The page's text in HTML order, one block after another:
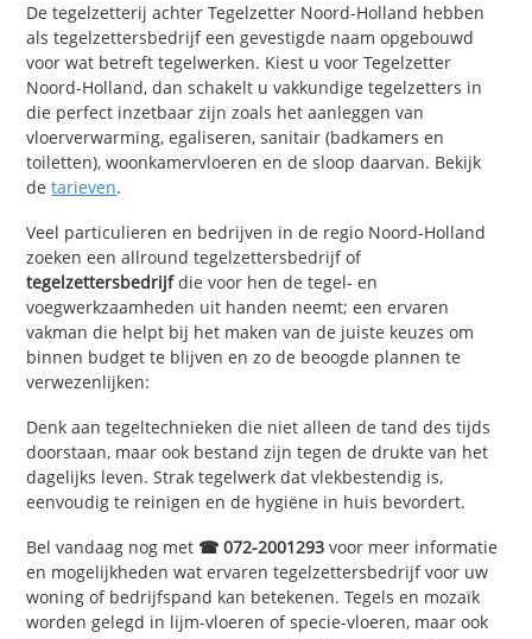
De tegelzetterij achter Tegelzetter Noord-Holland hebben
als tegelzettersbedrijf een gevestigde naam opgebouwd
voor wat betreft tegelwerken. Kiest u voor Tegelzetter
Noord-Holland, dan schakelt u vakkundige tegelzetters in
die perfect inzetbaar zijn zoals het aanleggen van
vloerverwarming, egaliseren, sanitair (badkamers en
toiletten), woonkamervloeren en de sloop daarvan. Bekijk
detarieven.
Veel particulieren en bedrijven in de regio Noord-Holland
zoeken een allround tegelzettersbedrijf of
tegelzettersbedrijfdie voor hen de tegel- en
voegwerkzaamheden uit handen neemt; een ervaren
vakman die helpt bij het maken van de juiste keuzes om
binnen budget te blijven en zo de beoogde plannen te
verwezenlijken:
Denk aan tegeltechnieken die niet alleen de tand des tijds
doorstaan, maar ook bestand zijn tegen de drukte van het
dagelijks leven. Strak tegelwerk dat vlekbestendig is,
eenvoudig te reinigen en de hygiëne in huis bevordert.
Bel vandaag nog met ☎ 072-2001293 voor meer informatie
en mogelijkheden wat ervaren tegelzettersbedrijf voor uw
woning of bedrijfspand kan betekenen. Tegels en mozaïk
worden gelegd in lijm-vloeren of specie-vloeren, maar ook